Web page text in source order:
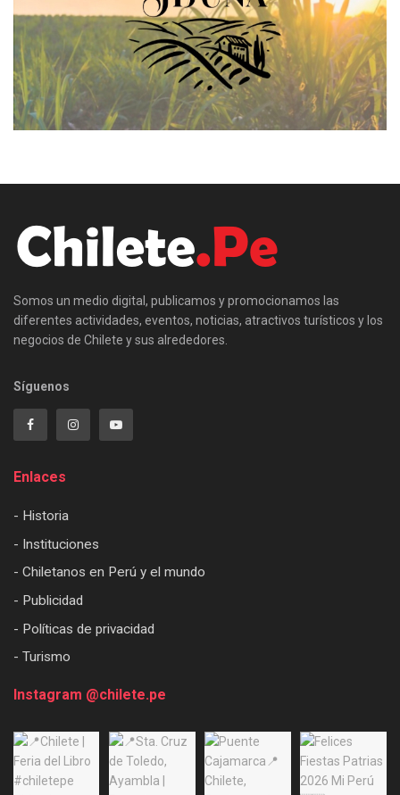
Somos un medio digital, publicamos y promocionamos las
diferentes actividades, eventos, noticias, atractivos turísticos y los
negocios de Chilete y sus alrededores.
Síguenos
Enlaces
- Historia
- Instituciones
- Chiletanos en Perú y el mundo
- Publicidad
- Políticas de privacidad
- Turismo
Instagram @chilete.pe